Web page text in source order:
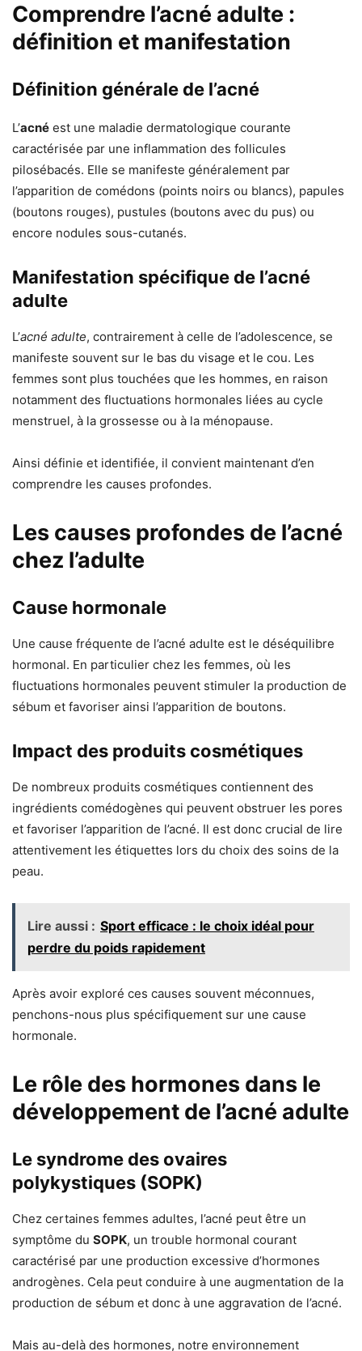
Comprendre l’acné adulte :
définition et manifestation
Définition générale de l’acné
L’acné est une maladie dermatologique courante
caractérisée par une inflammation des follicules
pilosébacés. Elle se manifeste généralement par
l’apparition de comédons (points noirs ou blancs), papules
(boutons rouges), pustules (boutons avec du pus) ou
encore nodules sous-cutanés.
Manifestation spécifique de l’acné
adulte
L’acné adulte, contrairement à celle de l’adolescence, se
manifeste souvent sur le bas du visage et le cou. Les
femmes sont plus touchées que les hommes, en raison
notamment des fluctuations hormonales liées au cycle
menstruel, à la grossesse ou à la ménopause.
Ainsi définie et identifiée, il convient maintenant d’en
comprendre les causes profondes.
Les causes profondes de l’acné
chez l’adulte
Cause hormonale
Une cause fréquente de l’acné adulte est le déséquilibre
hormonal. En particulier chez les femmes, où les
fluctuations hormonales peuvent stimuler la production de
sébum et favoriser ainsi l’apparition de boutons.
Impact des produits cosmétiques
De nombreux produits cosmétiques contiennent des
ingrédients comédogènes qui peuvent obstruer les pores
et favoriser l’apparition de l’acné. Il est donc crucial de lire
attentivement les étiquettes lors du choix des soins de la
peau.
Lire aussi : Sport efficace : le choix idéal pour
perdre du poids rapidement
Après avoir exploré ces causes souvent méconnues,
penchons-nous plus spécifiquement sur une cause
hormonale.
Le rôle des hormones dans le
développement de l’acné adulte
Le syndrome des ovaires
polykystiques (SOPK)
Chez certaines femmes adultes, l’acné peut être un
symptôme du SOPK, un trouble hormonal courant
caractérisé par une production excessive d’hormones
androgènes. Cela peut conduire à une augmentation de la
production de sébum et donc à une aggravation de l’acné.
Mais au-delà des hormones, notre environnement